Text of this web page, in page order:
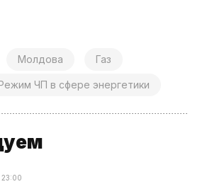
Молдова Газ
ЧП в сфере энергетики
23:00